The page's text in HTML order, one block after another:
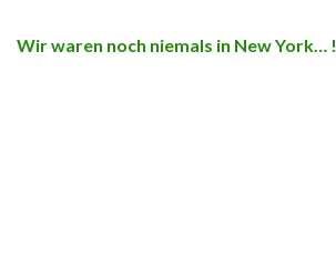
Wir waren noch niemals in New York… !